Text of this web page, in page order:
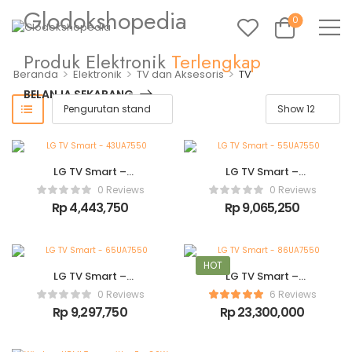
0
Glodokshopedia
Produk Elektronik Terlengkap
BELANJA SEKARANG
Beranda > Elektronik > TV dan Aksesoris > TV
LG TV Smart –
43UA75500 Reviews
Rp4,443,750
LG TV Smart –
55UA75500 Reviews
Rp9,065,250
LG TV Smart –
65UA75500 Reviews
Rp9,297,750
HOT
LG TV Smart –
86UA75506 Reviews
Rp23,300,000